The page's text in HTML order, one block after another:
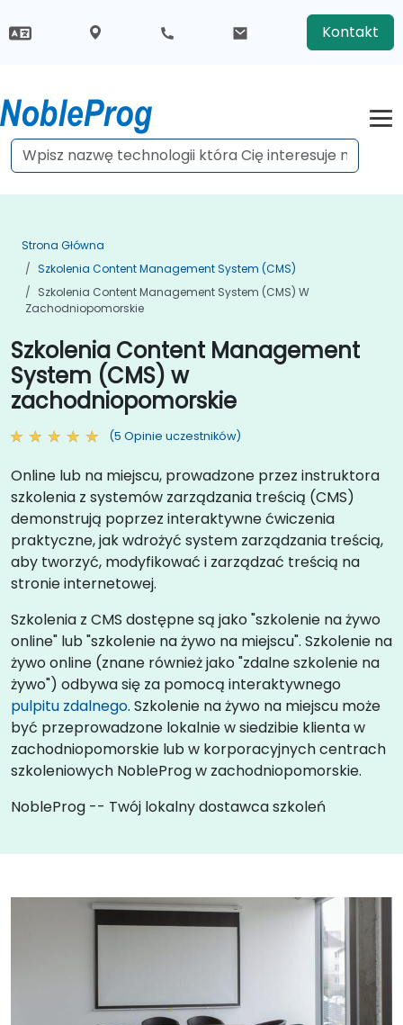
Kontakt
Strona Główna
Szkolenia Content Management System (CMS)
Szkolenia Content Management System (CMS) W
Zachodniopomorskie
Szkolenia Content Management
System (CMS) w
zachodniopomorskie
(5 Opinie uczestników)
Online lub na miejscu, prowadzone przez instruktora
szkolenia z systemów zarządzania treścią (CMS)
demonstrują poprzez interaktywne ćwiczenia
praktyczne, jak wdrożyć system zarządzania treścią,
aby tworzyć, modyfikować i zarządzać treścią na
stronie internetowej.
Szkolenia z CMS dostępne są jako "szkolenie na żywo
online" lub "szkolenie na żywo na miejscu". Szkolenie na
żywo online (znane również jako "zdalne szkolenie na
żywo") odbywa się za pomocą interaktywnego
pulpitu zdalnego. Szkolenie na żywo na miejscu może
być przeprowadzone lokalnie w siedzibie klienta w
zachodniopomorskie lub w korporacyjnych centrach
szkoleniowych NobleProg w zachodniopomorskie.
NobleProg -- Twój lokalny dostawca szkoleń